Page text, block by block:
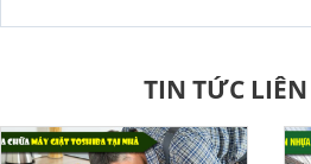
TIN TỨC